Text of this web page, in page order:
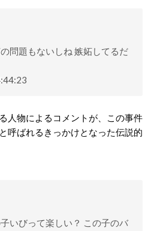
問題もないしね 嫉妬してるだ
人物によるコメントが、この事件
呼ばれるきっかけとなった伝説的
いびって楽しい？ この子のバ